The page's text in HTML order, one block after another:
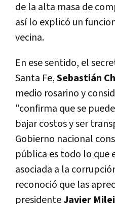
de la alta masa de
así lo explicó un
vecina.
En ese sentido, el
Santa Fe,Sebastián
medio rosarino y
"confirma que se
bajar costos y ser
Gobierno nacional
pública es todo lo que
asociada a la
reconoció que las
presidenteJavier Milei